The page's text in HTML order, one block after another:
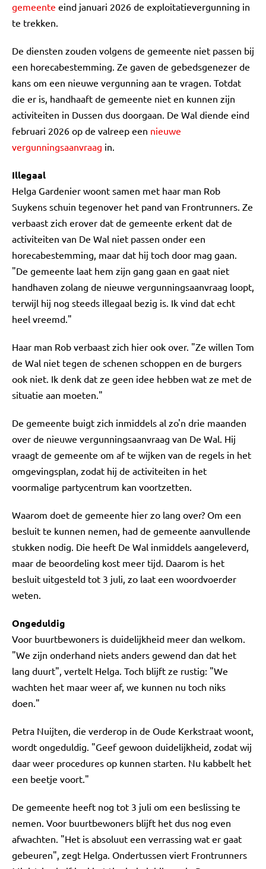
gemeente eind januari 2026 de exploitatievergunning in
te trekken.
De diensten zouden volgens de gemeente niet passen bij
een horecabestemming. Ze gaven de gebedsgenezer de
kans om een nieuwe vergunning aan te vragen. Totdat
die er is, handhaaft de gemeente niet en kunnen zijn
activiteiten in Dussen dus doorgaan. De Wal diende eind
februari 2026 op de valreep een nieuwe
vergunningsaanvraag in.
Illegaal
Helga Gardenier woont samen met haar man Rob
Suykens schuin tegenover het pand van Frontrunners. Ze
verbaast zich erover dat de gemeente erkent dat de
activiteiten van De Wal niet passen onder een
horecabestemming, maar dat hij toch door mag gaan.
"De gemeente laat hem zijn gang gaan en gaat niet
handhaven zolang de nieuwe vergunningsaanvraag loopt,
terwijl hij nog steeds illegaal bezig is. Ik vind dat echt
heel vreemd."
Haar man Rob verbaast zich hier ook over. "Ze willen Tom
de Wal niet tegen de schenen schoppen en de burgers
ook niet. Ik denk dat ze geen idee hebben wat ze met de
situatie aan moeten."
De gemeente buigt zich inmiddels al zo'n drie maanden
over de nieuwe vergunningsaanvraag van De Wal. Hij
vraagt de gemeente om af te wijken van de regels in het
omgevingsplan, zodat hij de activiteiten in het
voormalige partycentrum kan voortzetten.
Waarom doet de gemeente hier zo lang over? Om een
besluit te kunnen nemen, had de gemeente aanvullende
stukken nodig. Die heeft De Wal inmiddels aangeleverd,
maar de beoordeling kost meer tijd. Daarom is het
besluit uitgesteld tot 3 juli, zo laat een woordvoerder
weten.
Ongeduldig
Voor buurtbewoners is duidelijkheid meer dan welkom.
"We zijn onderhand niets anders gewend dan dat het
lang duurt", vertelt Helga. Toch blijft ze rustig: "We
wachten het maar weer af, we kunnen nu toch niks
doen."
Petra Nuijten, die verderop in de Oude Kerkstraat woont,
wordt ongeduldig. "Geef gewoon duidelijkheid, zodat wij
daar weer procedures op kunnen starten. Nu kabbelt het
een beetje voort."
De gemeente heeft nog tot 3 juli om een beslissing te
nemen. Voor buurtbewoners blijft het dus nog even
afwachten. "Het is absoluut een verrassing wat er gaat
gebeuren", zegt Helga. Ondertussen viert Frontrunners